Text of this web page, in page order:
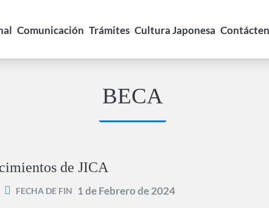
Comunicación Trámites Cultura Japonesa
BECA
de JICA
FECHA DE FIN 1 de Febrero de 2024